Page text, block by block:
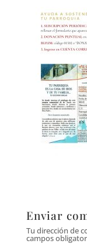
Enviar
Tu dirección de
campos